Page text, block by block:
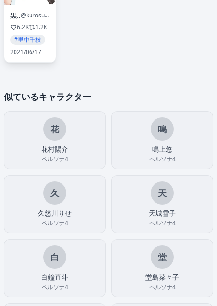
黒須
@kurosususu
6.2K
1.2K
#里中千枝
2021/06/17
似ているキャラクター
花
花村陽介
ペルソナ4
鳴
鳴上悠
ペルソナ4
久
久慈川りせ
ペルソナ4
天
天城雪子
ペルソナ4
白
白鐘直斗
ペルソナ4
堂
堂島菜々子
ペルソナ4